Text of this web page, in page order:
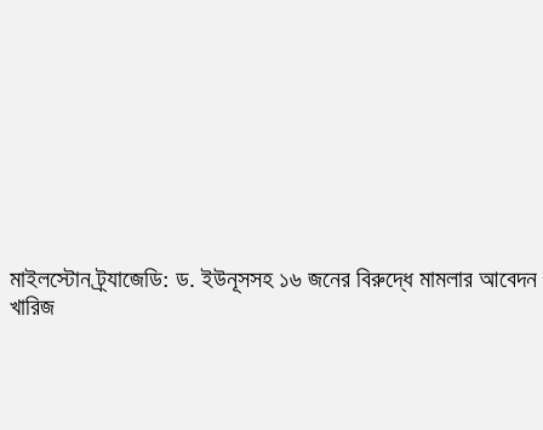
মাইলস্টোন ট্র্যাজেডি: ড. ইউনূসসহ ১৬ জনের বিরুদ্ধে মামলার আবেদন
খারিজ